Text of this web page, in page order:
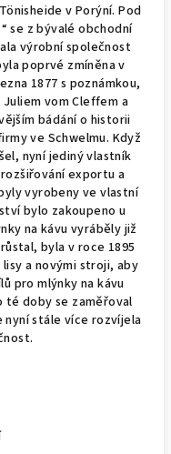
v Porýní. Pod
se z bývalé obchodní
výrobní společnost
poprvé zmíněna v
1877 s poznámkou,
vom Cleffem a
bádání o historii
ve Schwelmu. Když
nyní jediný vlastník
exportu a
vyrobeny ve vlastní
bylo zakoupeno u
na kávu vyráběly již
byla v roce 1895
a novými stroji, aby
pro mlýnky na kávu
doby se zaměřoval
stále více rozvíjela